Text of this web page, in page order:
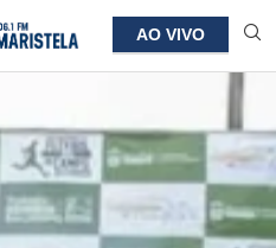
AO VIVO